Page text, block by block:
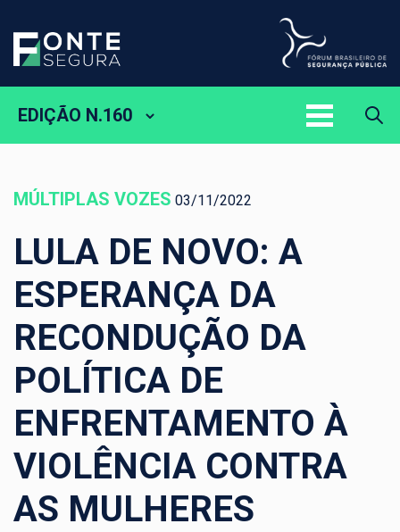
EDIÇÃO N.160
MÚLTIPLAS VOZES 03/11/2022
LULA DE NOVO: A
ESPERANÇA DA
RECONDUÇÃO DA
POLÍTICA DE
ENFRENTAMENTO À
VIOLÊNCIA CONTRA
AS MULHERES